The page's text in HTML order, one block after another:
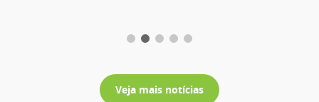
Veja mais notícias